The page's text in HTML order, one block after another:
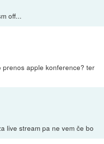
off...
apple konference? ter
live stream pa ne vem če bo